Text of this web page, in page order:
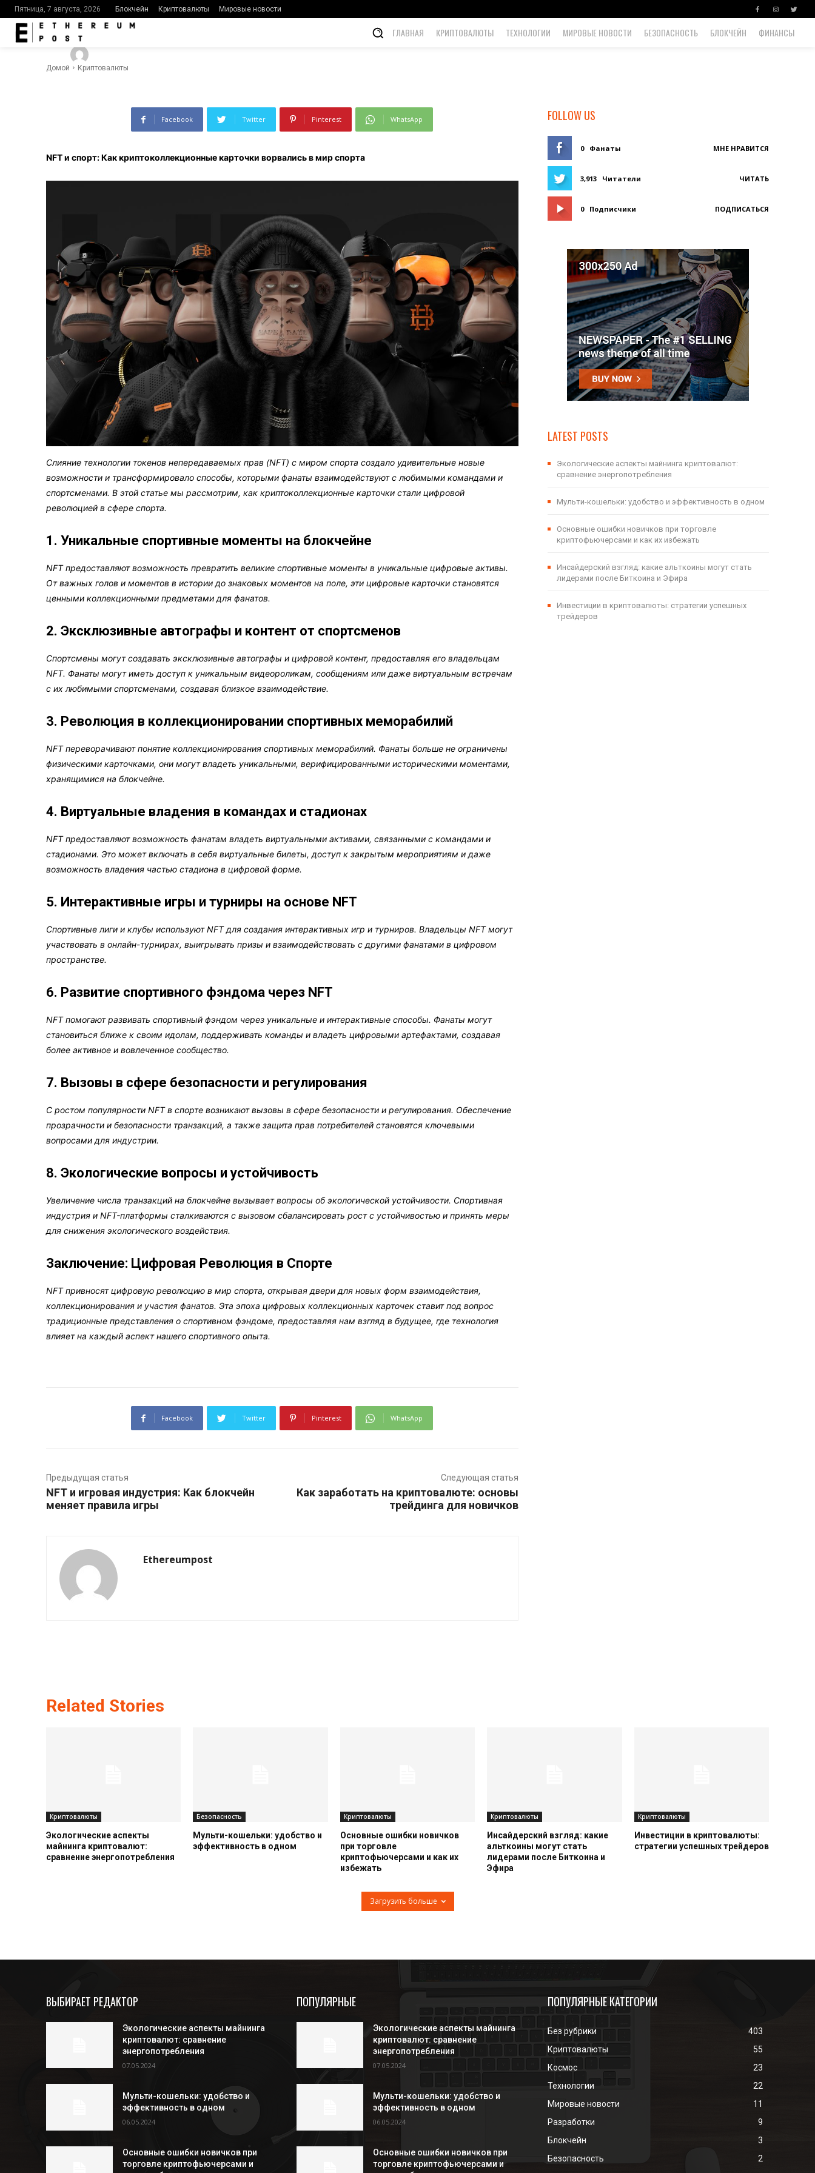
Пятница, 7 августа, 2026 Блокчейн Криптовалюты Мировые новости
ГЛАВНАЯ КРИПТОВАЛЮТЫ ТЕХНОЛОГИИ МИРОВЫЕ НОВОСТИ БЕЗОПАСНОСТЬ БЛОКЧЕЙН ФИНАНСЫ
Домой Криптовалюты
спорта
Facebook Twitter Pinterest WhatsApp
NFT и спорт: Как криптоколлекционные карточки ворвались в мир спорта
Слияние технологии токенов непередаваемых прав (NFT) с миром спорта создало удивительные новые
возможности и трансформировало способы, которыми фанаты взаимодействуют с любимыми командами и
спортсменами. В этой статье мы рассмотрим, как криптоколлекционные карточки стали цифровой
революцией в сфере спорта.
1. Уникальные спортивные моменты на блокчейне
NFT предоставляют возможность превратить великие спортивные моменты в уникальные цифровые активы.
От важных голов и моментов в истории до знаковых моментов на поле, эти цифровые карточки становятся
ценными коллекционными предметами для фанатов.
2. Эксклюзивные автографы и контент от спортсменов
Спортсмены могут создавать эксклюзивные автографы и цифровой контент, предоставляя его владельцам
NFT. Фанаты могут иметь доступ к уникальным видеороликам, сообщениям или даже виртуальным встречам
с их любимыми спортсменами, создавая близкое взаимодействие.
3. Революция в коллекционировании спортивных меморабилий
NFT переворачивают понятие коллекционирования спортивных меморабилий. Фанаты больше не ограничены
физическими карточками, они могут владеть уникальными, верифицированными историческими моментами,
хранящимися на блокчейне.
4. Виртуальные владения в командах и стадионах
NFT предоставляют возможность фанатам владеть виртуальными активами, связанными с командами и
стадионами. Это может включать в себя виртуальные билеты, доступ к закрытым мероприятиям и даже
возможность владения частью стадиона в цифровой форме.
5. Интерактивные игры и турниры на основе NFT
Спортивные лиги и клубы используют NFT для создания интерактивных игр и турниров. Владельцы NFT могут
участвовать в онлайн-турнирах, выигрывать призы и взаимодействовать с другими фанатами в цифровом
пространстве.
6. Развитие спортивного фэндома через NFT
NFT помогают развивать спортивный фэндом через уникальные и интерактивные способы. Фанаты могут
становиться ближе к своим идолам, поддерживать команды и владеть цифровыми артефактами, создавая
более активное и вовлеченное сообщество.
7. Вызовы в сфере безопасности и регулирования
С ростом популярности NFT в спорте возникают вызовы в сфере безопасности и регулирования. Обеспечение
прозрачности и безопасности транзакций, а также защита прав потребителей становятся ключевыми
вопросами для индустрии.
8. Экологические вопросы и устойчивость
Увеличение числа транзакций на блокчейне вызывает вопросы об экологической устойчивости. Спортивная
индустрия и NFT-платформы сталкиваются с вызовом сбалансировать рост с устойчивостью и принять меры
для снижения экологического воздействия.
Заключение: Цифровая Революция в Спорте
NFT привносят цифровую революцию в мир спорта, открывая двери для новых форм взаимодействия,
коллекционирования и участия фанатов. Эта эпоха цифровых коллекционных карточек ставит под вопрос
традиционные представления о спортивном фэндоме, предоставляя нам взгляд в будущее, где технология
влияет на каждый аспект нашего спортивного опыта.
Facebook Twitter Pinterest WhatsApp
Предыдущая статья
NFT и игровая индустрия: Как блокчейн
меняет правила игры
Следующая статья
Как заработать на криптовалюте: основы
трейдинга для новичков
Ethereumpost
FOLLOW US
0 Фанаты МНЕ НРАВИТСЯ
3,913 Читатели ЧИТАТЬ
0 Подписчики ПОДПИСАТЬСЯ
LATEST POSTS
Экологические аспекты майнинга криптовалют:
сравнение энергопотребления
Мульти-кошельки: удобство и эффективность в одном
Основные ошибки новичков при торговле
криптофьючерсами и как их избежать
Инсайдерский взгляд: какие альткоины могут стать
лидерами после Биткоина и Эфира
Инвестиции в криптовалюты: стратегии успешных
трейдеров
Related Stories
Криптовалюты
Экологические аспекты
майнинга криптовалют:
сравнение энергопотребления
Безопасность
Мульти-кошельки: удобство и
эффективность в одном
Криптовалюты
Основные ошибки новичков
при торговле
криптофьючерсами и как их
избежать
Криптовалюты
Инсайдерский взгляд: какие
альткоины могут стать
лидерами после Биткоина и
Эфира
Криптовалюты
Инвестиции в криптовалюты:
стратегии успешных трейдеров
Загрузить больше
ВЫБИРАЕТ РЕДАКТОР
Экологические аспекты майнинга
криптовалют: сравнение
энергопотребления
07.05.2024
Мульти-кошельки: удобство и
эффективность в одном
06.05.2024
Основные ошибки новичков при
торговле криптофьючерсами и
ПОПУЛЯРНЫЕ
Экологические аспекты майнинга
криптовалют: сравнение
энергопотребления
07.05.2024
Мульти-кошельки: удобство и
эффективность в одном
06.05.2024
Основные ошибки новичков при
торговле криптофьючерсами и
ПОПУЛЯРНЫЕ КАТЕГОРИИ
Без рубрики
403
Криптовалюты
55
Космос
23
Технологии
22
Мировые новости
11
Разработки
9
Блокчейн
3
Безопасность
2